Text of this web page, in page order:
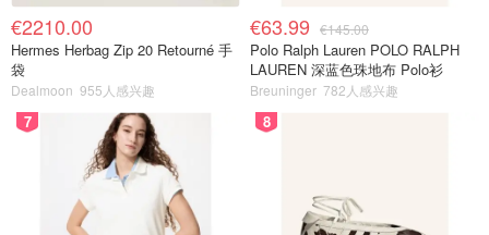
€2210.00
Hermes Herbag Zip 20 Retourné 手
袋
Dealmoon 955人感兴趣
€63.99 €145.00
Polo Ralph Lauren POLO RALPH
LAUREN 深蓝色珠地布 Polo衫
Breuninger 782人感兴趣
7 8